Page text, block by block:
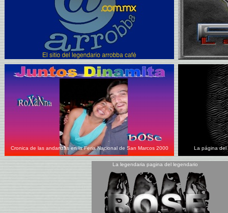
Cronica de las andanzas en la Feria Nacional de San Marcos 2000 La página del
La legendaria pagina del legendario